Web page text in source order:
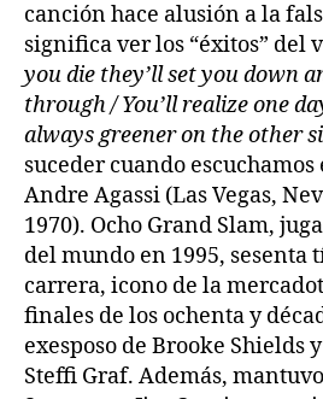
canción hace alusión a la
significa ver los “éxitos” del
you die they’ll set you down
through / You’ll realize one
always greener on the other
suceder cuando
Andre Agassi (Las Vegas,
1970). Ocho Grand Slam,
del mundo en 1995, sesenta
carrera, icono de la
finales de los ochenta y
exesposo de Brooke Shields
Steffi Graf. Además,